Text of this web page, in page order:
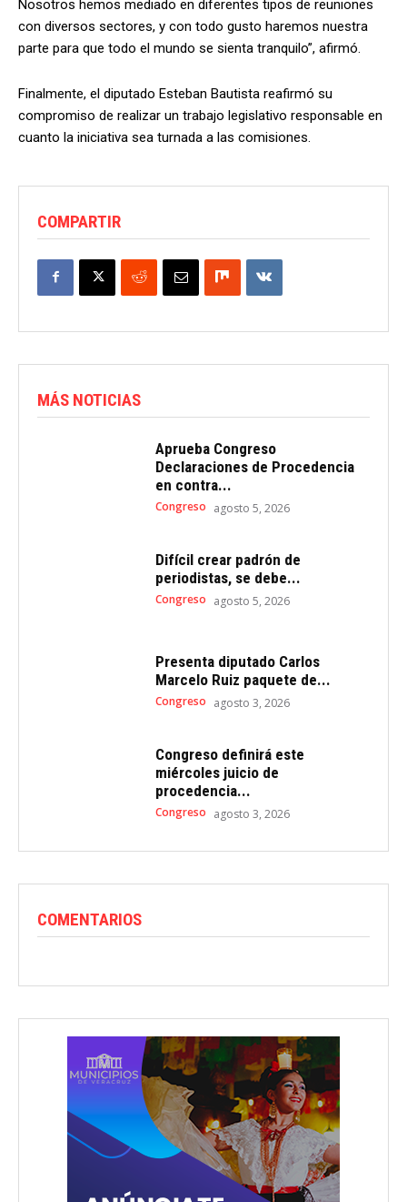
Nosotros hemos mediado en diferentes tipos de reuniones
con diversos sectores, y con todo gusto haremos nuestra
parte para que todo el mundo se sienta tranquilo”, afirmó.
Finalmente, el diputado Esteban Bautista reafirmó su
compromiso de realizar un trabajo legislativo responsable en
cuanto la iniciativa sea turnada a las comisiones.
COMPARTIR
MÁS NOTICIAS
Aprueba Congreso
Declaraciones de Procedencia
en contra...
Congreso agosto 5, 2026
Difícil crear padrón de
periodistas, se debe...
Congreso agosto 5, 2026
Presenta diputado Carlos
Marcelo Ruiz paquete de...
Congreso agosto 3, 2026
Congreso definirá este
miércoles juicio de
procedencia...
Congreso agosto 3, 2026
COMENTARIOS